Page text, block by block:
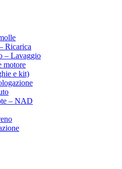
Ricarica
– Lavaggio
motore
e kit)
– NAD